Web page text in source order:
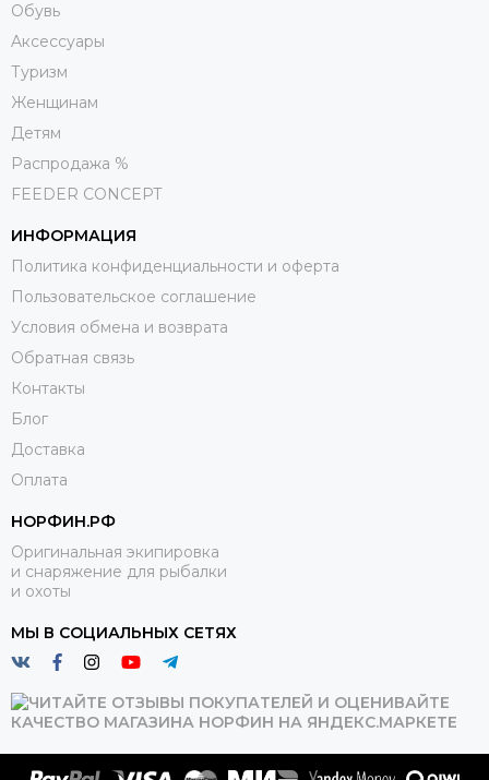
Обувь
Aксессуары
Туризм
Женщинам
Детям
Распродажа %
FEEDER CONCEPT
ИНФОРМАЦИЯ
Политика конфиденциальности и оферта
Пользовательское соглашение
Условия обмена и возврата
Обратная связь
Контакты
Блог
Доставка
Оплата
НОРФИН.РФ
Оригинальная экипировка
и снаряжение для рыбалки
и охоты
МЫ В СОЦИАЛЬНЫХ СЕТЯХ